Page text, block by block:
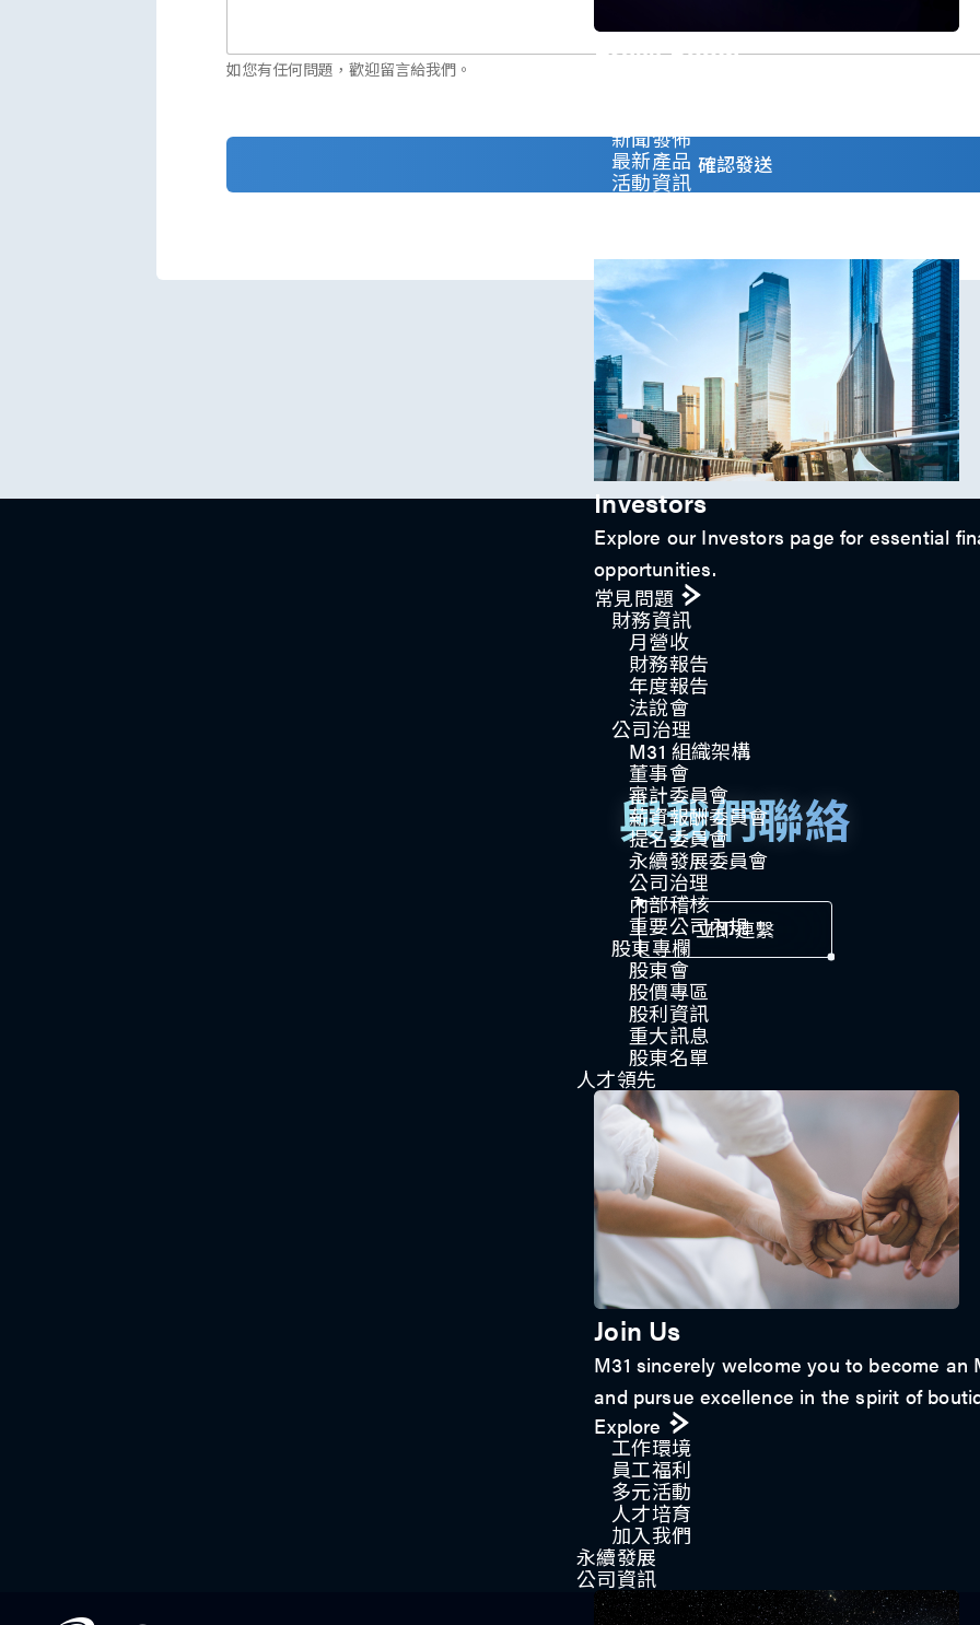
Press Room
新聞發佈
最新產品
活動資訊
Investors
Explore our Investors page for essential
opportunities.
常見問題
財務資訊
月營收
財務報告
年度報告
法說會
公司治理​
M31 組織架構
董事會
審計委員會
薪資報酬委員會
提名委員會
永續發展委員會
公司治理
內部稽核
重要公司內規​​
股東專欄
股東會
股價專區
股利資訊
重大訊息
股東名單
人才領先
Join Us
M31 sincerely welcome you to become
and pursue excellence in the spirit of
Explore
工作環境
員工福利
多元活動
人才培育
加入我們
永續發展
公司資訊
e
P
p
*
如您有任何問題，歡迎留言給我們。
確認發送
與我們聯絡
立即連繫